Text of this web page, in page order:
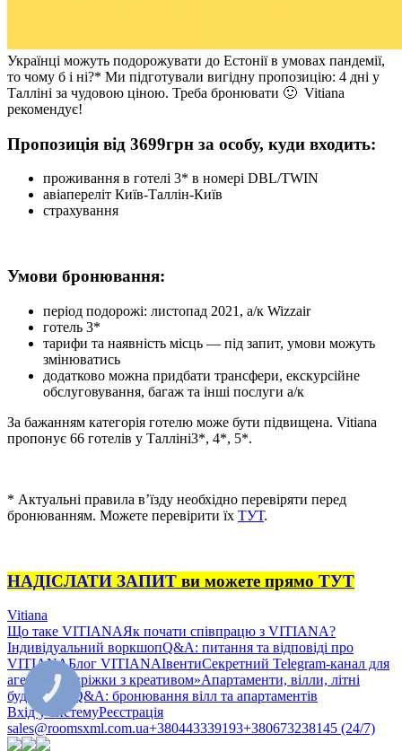
Українці можуть подорожувати до Естонії в умовах пандемії,
то чому б і ні?* Ми підготували вигідну пропозицію: 4 дні у
Талліні за чудовою ціною. Треба бронювати 🙂 Vitiana
рекомендує!
Пропозиція від 3699грн за особу, куди входить:
проживання в готелі 3* в номері DBL/TWIN
авіапереліт Київ-Таллін-Київ
страхування
Умови бронювання:
період подорожі: листопад 2021, а/к Wizzair
готель 3*
тарифи та наявність місць — під запит, умови можуть
змінюватись
додатково можна придбати трансфери, екскурсійне
обслуговування, багаж та інші послуги а/к
За бажанням категорія готелю може бути підвищена. Vitiana
пропонує 66 готелів у Талліні3*, 4*, 5*.
* Актуальні правила в’їзду необхідно перевіряти перед
бронюванням. Можете перевірити їх ТУТ.
НАДІСЛАТИ ЗАПИТ ви можете прямо ТУТ
Vitiana
Що таке VITIANAЯк почати співпрацю з VITIANA?
Індивідуальний воркшопQ&A: питання та відповіді про
VITIANAБлог VITIANAІвентиСекретний Telegram-канал для
агентів «Пиріжки з креативом»Апартаменти, вілли, літні
будиночки
Q&A: бронювання вілл та апартаментів
Вхід у системуРеєстрація
sales@roomsxml.com.ua+380443339193+380673238145 (24/7)
КНОПКА
ЗВ'ЯЗКУ